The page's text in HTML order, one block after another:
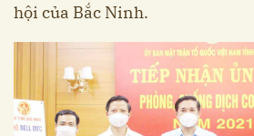
hội của Bắc Ninh.